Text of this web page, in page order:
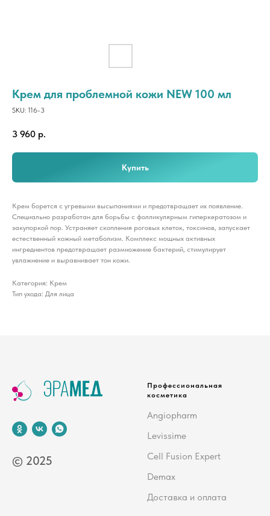
Крем для проблемной кожи NEW 100 мл
SKU: 116-3
3 960 р.
Купить
Крем борется с угревыми высыпаниями и предотвращает их появление.
Специально разработан для борьбы с фолликулярным гиперкератозом и
закупоркой пор. Устраняет скопления роговых клеток, токсинов, запускает
естественный кожный метаболизм. Комплекс мощных активных
ингредиентов предотвращает размножение бактерий, стимулирует
увлажнение и выравнивает тон кожи.
Категория: Крем
Тип ухода: Для лица
© 2025
Профессиональная
косметика
Angiopharm
Levissime
Cell Fusion Expert
Demax
Доставка и оплата